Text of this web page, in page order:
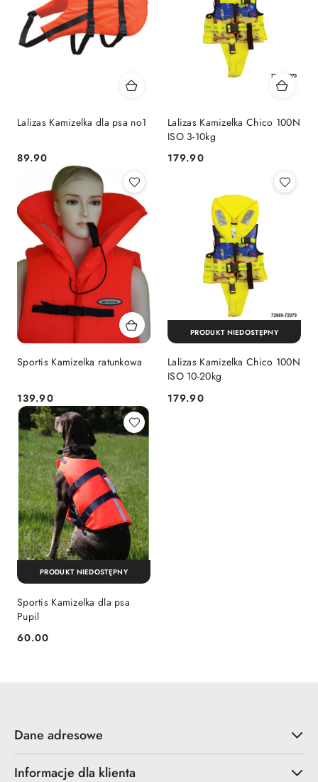
Lalizas Kamizelka dla psa no1
Cena:
89.90
Lalizas Kamizelka Chico 100N
ISO 3-10kg
Cena:
179.90
Sportis Kamizelka ratunkowa
Cena:
139.90
Lalizas Kamizelka Chico 100N
ISO 10-20kg
Cena:
179.90
PRODUKT NIEDOSTĘPNY
Sportis Kamizelka dla psa
Pupil
Cena:
60.00
PRODUKT NIEDOSTĘPNY
Dane adresowe
Informacje dla klienta